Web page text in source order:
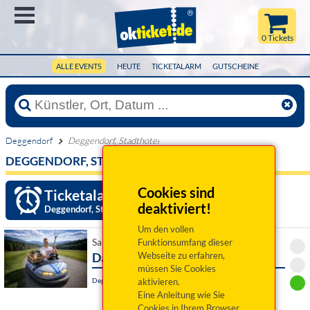
ALLE EVENTS HEUTE TICKETALARM GUTSCHEINE
0 Tickets
Cookies sind
deaktiviert!
Um den vollen
Funktionsumfang dieser
Webseite zu erfahren,
müssen Sie Cookies
aktivieren.
Eine Anleitung wie Sie
Deggendorf Deggendorf, Stadthotel
DEGGENDORF, STADTHOTEL
Ticketalarm einrichten »
Deggendorf, Stadthotel
Sa 23. Januar 2027 20:00 Uhr
Da Bobbe - A Bayer derf des
Deggendorf, Stadthotel